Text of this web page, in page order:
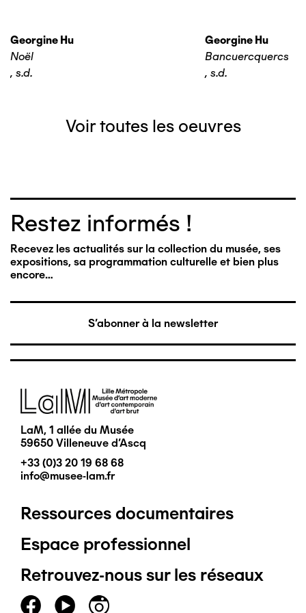
Georgine Hu
Noël
, s.d.
Georgine Hu
Bancuercquercs
, s.d.
Voir toutes les oeuvres
Restez informés !
Recevez les actualités sur la collection du musée, ses
expositions, sa programmation culturelle et bien plus
encore…
S'abonner à la newsletter
Image
LaM, 1 allée du Musée
59650 Villeneuve d'Ascq
+33 (0)3 20 19 68 68
info@musee-lam.fr
Pied
de
page
Ressources documentaires
Espace professionnel
Retrouvez-nous sur les réseaux